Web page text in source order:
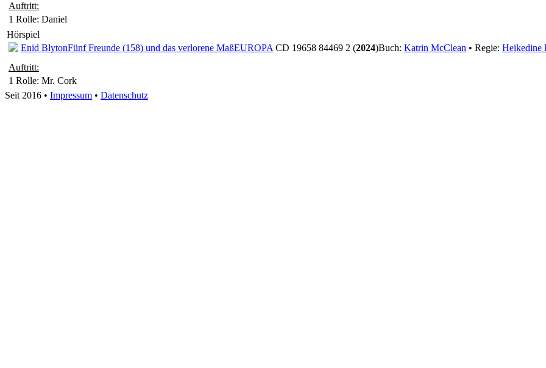
Auftritt:
1 Rolle: Daniel
Hörspiel
Enid BlytonFünf Freunde (158) und das verlorene MaßEUROPA CD 19658 84469 2 (2024)Buch: Katrin McClean • Regie: Heikedine
Auftritt:
1 Rolle: Mr. Cork
Seit 2016 • Impressum • Datenschutz